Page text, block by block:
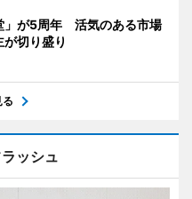
」が5周年 活気のある市場
切り盛り
る
ッシュ